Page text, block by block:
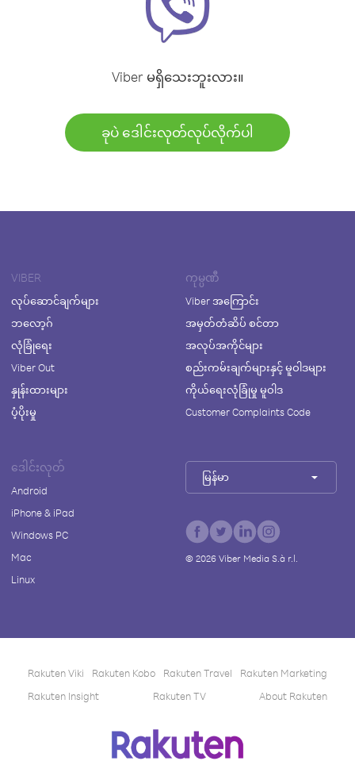
Viber မရှိသေးဘူးလား။
ခုပဲ ဒေါင်းလုတ်လုပ်လိုက်ပါ
VIBER
လုပ်ဆောင်ချက်များ
ဘလော့ဂ်
လုံခြုံရေး
Viber Out
နှုန်းထားများ
ပံ့ပိုးမှု
ကုမ္ပဏီ
Viber အကြောင်း
အမှတ်တံဆိပ် စင်တာ
အလုပ်အကိုင်များ
စည်းကမ်းချက်များနှင့် မူဝါဒများ
ကိုယ်ရေးလုံခြုံမှု မူဝါဒ
Customer Complaints Code
ဒေါင်းလုတ်
Android
iPhone & iPad
Windows PC
Mac
Linux
မြန်မာ
© 2026Viber Media S.à r.l.
Rakuten Viki Rakuten Kobo Rakuten Travel
Rakuten Marketing
Rakuten Insight
Rakuten TV About Rakuten